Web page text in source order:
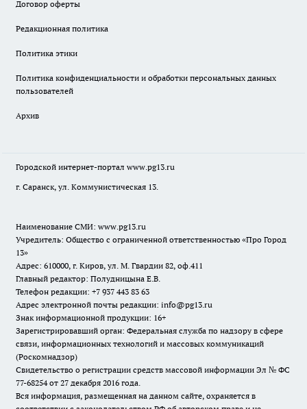
Договор оферты
Редакционная политика
Политика этики
Политика конфиденциальности и обработки персональных данных
пользователей
Архив
Городской интернет-портал www.pg13.ru
г. Саранск, ул. Коммунистическая 13.
Наименование СМИ: www.pg13.ru
Учредитель: Общество с ограниченной ответственностью «Про Город
13»
Адрес: 610000, г. Киров, ул. М. Гвардии 82, оф.411
Главный редактор: Полудницына Е.В.
Телефон редакции: +7 937 443 83 63
Адрес электронной почты редакции: info@pg13.ru
Знак информационной продукции: 16+
Зарегистрировавший орган: Федеральная служба по надзору в сфере
связи, информационных технологий и массовых коммуникаций
(Роскомнадзор)
Свидетельство о регистрации средств массовой информации Эл № ФС
77-68254 от 27 декабря 2016 года.
Вся информация, размещенная на данном сайте, охраняется в